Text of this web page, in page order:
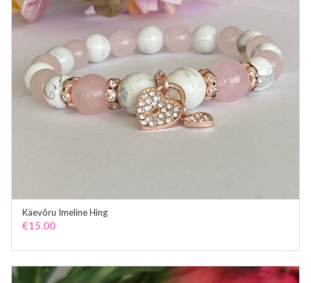
Käevõru Imeline Hing
€15.00